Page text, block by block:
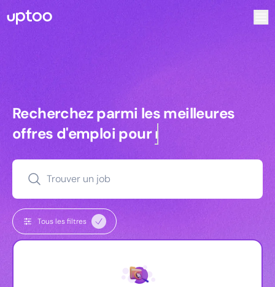
Recherchez parmi les meilleures
Recherchez parmi les meilleures
offres d'emploi pourmanagers
Trouver un job
Tous les filtres